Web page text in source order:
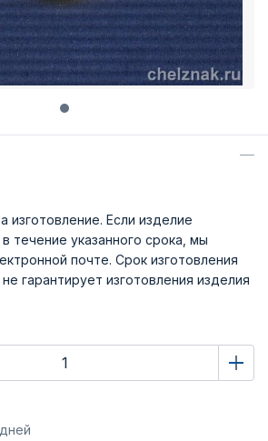
изготовление. Если изделие
течение указанного срока, мы
почте. Срок изготовления
гарантирует изготовления изделия